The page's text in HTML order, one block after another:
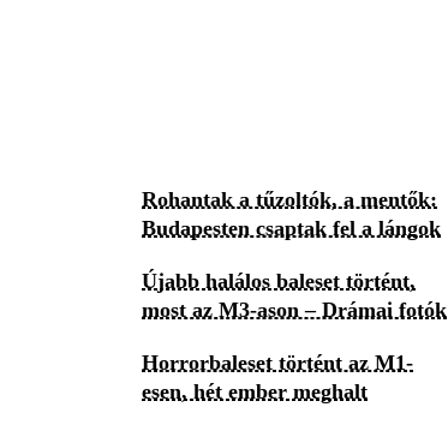
Rohantak a tűzoltók, a mentők:
Budapesten csaptak fel a lángok
Újabb halálos baleset történt,
most az M3-ason – Drámai fotók
Horrorbaleset történt az M1-
esen, hét ember meghalt